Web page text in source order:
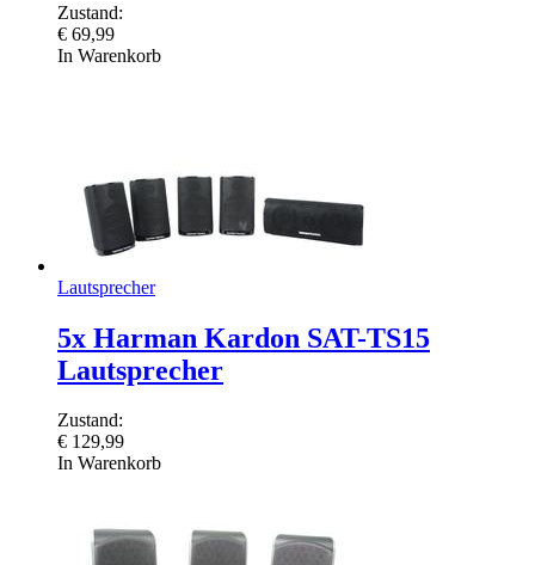
Zustand:
€ 69,99
In Warenkorb
Lautsprecher
5x Harman Kardon SAT-TS15
Lautsprecher
Zustand:
€ 129,99
In Warenkorb